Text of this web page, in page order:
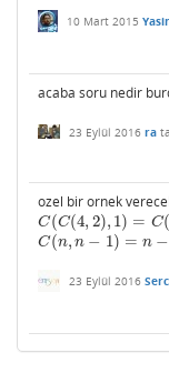
10 Mart 2015
acaba soru nedir
23 Eylül 2016 ra
ozel bir ornek
C(C(4, 2), 1) = C
C(C(4,2) 1)= C(6 ,1) =6
C(n, n − 1) = n −
C(n,n−1 )=n −1
23 Eylül 2016